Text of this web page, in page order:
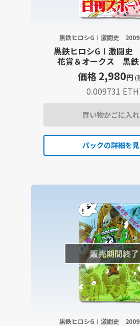
黒鉄ヒロシGⅠ激闘史 2009
黒鉄ヒロシGⅠ激闘史
花賞＆オークス 黒鉄
ラスト
価格2,980円 (
0.009731 ETH
買い物かごに入
パックの詳細を
販売期間終了
黒鉄ヒロシGⅠ激闘史 2009